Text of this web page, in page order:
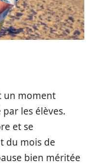
un moment
les élèves.
et se
du mois de
bien méritée